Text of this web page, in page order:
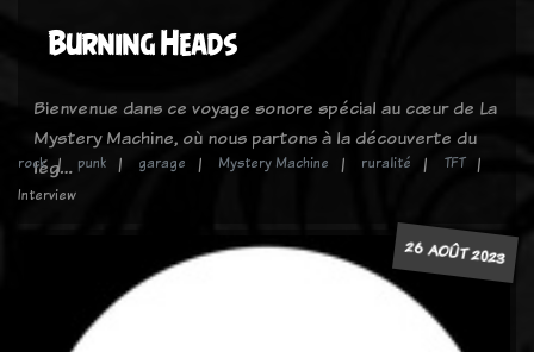
Burning Heads
Bienvenue dans ce voyage sonore spécial au cœur de La
Mystery Machine, où nous partons à la découverte du
lég…
rock punk garage Mystery Machine ruralité
TFT
Interview
26 AOÛT 2023